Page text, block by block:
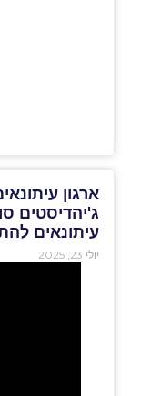
ארגון
ג'יהדיסטים
עיתונאים
יולי 23, 2025